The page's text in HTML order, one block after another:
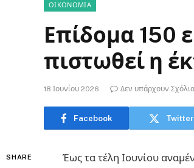
ΟΙΚΟΝΟΜΙΑ
Επίδομα 150
πιστωθεί η
18 Ιουνίου 2026 Δεν υπάρχουν Σχόλια
Facebook Twitter
SHARE
Έως τα τέλη Ιουνίου